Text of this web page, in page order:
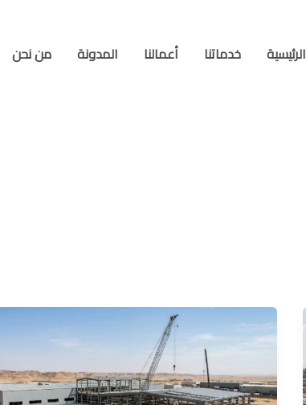
الرئيسية خدماتنا أعمالنا المدونة من نحن